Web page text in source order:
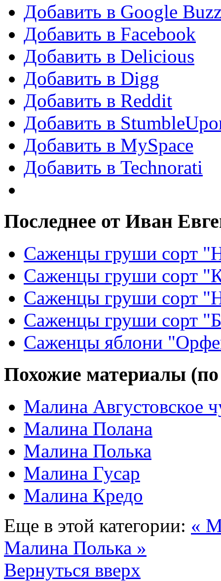
Добавить в Google
Добавить в Facebook
Добавить в Delicious
Добавить в Digg
Добавить в Reddit
Добавить в
Добавить в MySpace
Добавить в Technorati
Последнее от Иван
Саженцы груши сорт
Саженцы груши сорт
Саженцы груши сорт
Саженцы груши сорт
Саженцы яблони
Похожие материалы (по
Малина Августовское
Малина Полана
Малина Полька
Малина Гусар
Малина Кредо
Еще в этой категории: «
Малина Полька »
Вернуться вверх